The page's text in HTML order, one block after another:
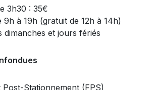
3h30 : 35€
9h à 19h (gratuit de 12h à 14h)
dimanches et jours fériés
Post-Stationnement (FPS)